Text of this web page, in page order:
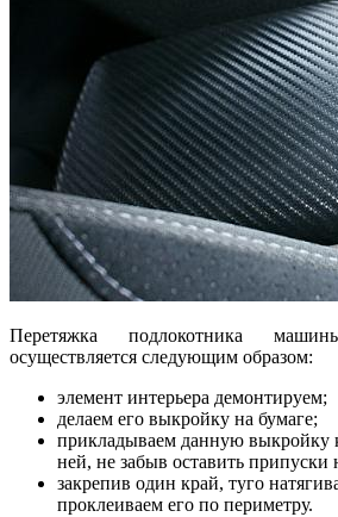
Перетяжка подлокотника
осуществляется следующим образом:
элемент интерьера демонтируем;
делаем его выкройку на бумаге;
прикладываем данную выкройку
ней, не забыв оставить припуски
закрепив один край, туго
проклеиваем его по периметру.